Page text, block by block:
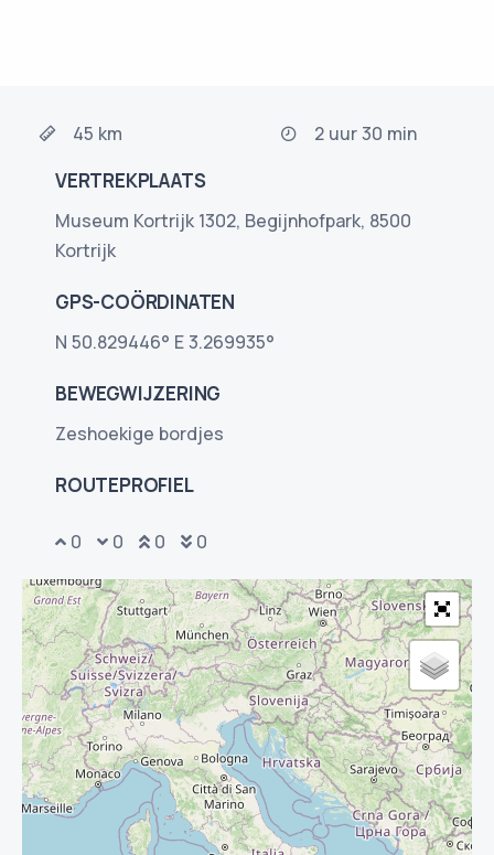
45 km 2 uur 30 min
VERTREKPLAATS
Museum Kortrijk 1302, Begijnhofpark, 8500
Kortrijk
GPS-COÖRDINATEN
N 50.829446° E 3.269935°
BEWEGWIJZERING
Zeshoekige bordjes
ROUTEPROFIEL
0 0 0 0